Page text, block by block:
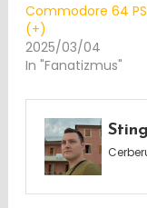
Commodore 64
(+)
2025/03/04
In "Fanatizmus"